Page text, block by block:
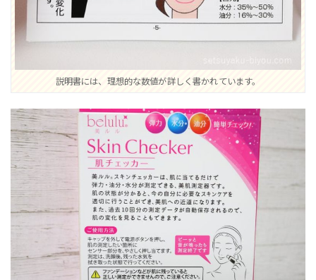
説明書には、理想的な数値が詳しく書かれています。